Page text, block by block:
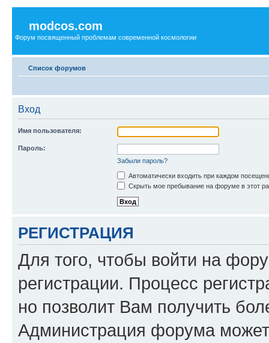
modcos.com
Форум посвященный проблемам современной космологии
Список форумов
Вход
Имя пользователя:
Пароль:
Забыли пароль?
Автоматически входить при каждом
Скрыть мое пребывание на форуме в этот
РЕГИСТРАЦИЯ
Для того, чтобы войти на
регистрации. Процесс
но позволит Вам получить
Администрация форума может